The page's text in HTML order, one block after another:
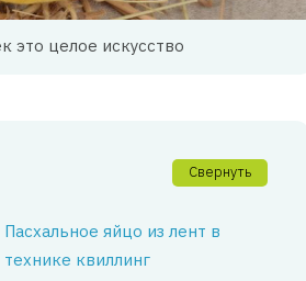
это целое искусство
Свернуть
Пасхальное яйцо из лент в
технике квиллинг